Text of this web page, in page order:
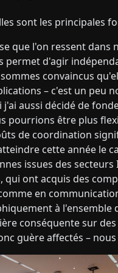
sont les principales
que l'on ressent
permet d'agir
convaincus
– c'est un peu
aussi décidé de
pourrions être plus
de coordination
cette année le
issues des
qui ont acquis des
en
à l'ensemble
conséquente sur
guère affectés –